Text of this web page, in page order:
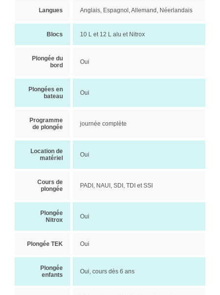
Langues Anglais, Espagnol, Allemand, Néerlandais
Blocs 10 L et 12 L alu et Nitrox
Plongée du
bord
Oui
Plongées en
bateau
Oui
Programme
de plongée
journée complète
Location de
matériel
Oui
Cours de
plongée
PADI, NAUI, SDI, TDI et SSI
Plongée
Nitrox
Oui
Plongée TEK Oui
Plongée
enfants
Oui, cours dès 6 ans